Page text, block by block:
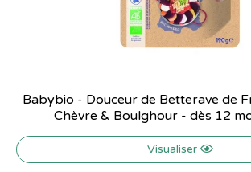
Babybio - Douceur de Betterave de
Chèvre & Boulghour - dès 12
Visualiser